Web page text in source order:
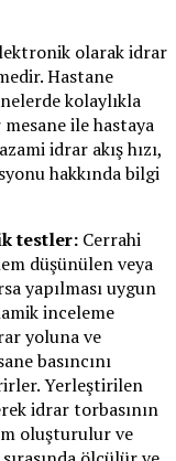
olarak idrar
Hastane
kolaylıkla
ile hastaya
idrar akış hızı,
hakkında bilgi
testler: Cerrahi
düşünülen veya
yapılması uygun
inceleme
yoluna ve
basıncını
Yerleştirilen
idrar torbasının
oluşturulur ve